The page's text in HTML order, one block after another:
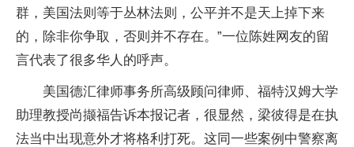
群，美国法则等于丛林法则，公平并不是天上掉下来
的，除非你争取，否则并不存在。”一位陈姓网友的留
言代表了很多华人的呼声。
美国德汇律师事务所高级顾问律师、福特汉姆大学
助理教授尚撷福告诉本报记者，很显然，梁彼得是在执
法当中出现意外才将格利打死。这同一些案例中警察离